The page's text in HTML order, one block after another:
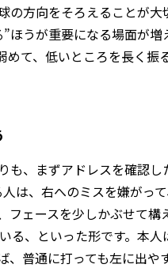
の方向をそろえることが大
ほうが重要になる場面が増
めて、低いところを長く振
も、まずアドレスを確認し
は、右へのミスを嫌がっ
フェースを少しかぶせて構
る、といった形です。本人
、普通に打っても左に出や